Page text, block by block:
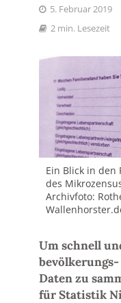
5. Februar 2019
2 min. Lesezeit
Ein Blick in den
des
Archivfoto:
Um schnell
Daten zu
für Statistik